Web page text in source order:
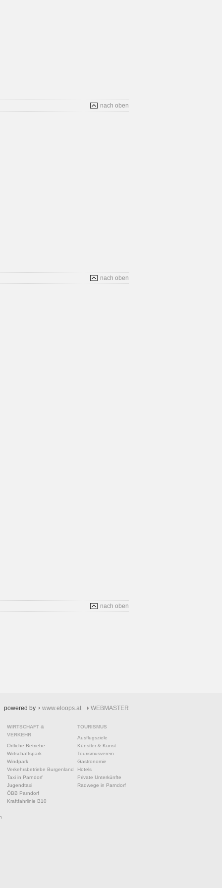
nach oben
nach oben
nach oben
powered by www.eloops.at WEBMASTER
WIRTSCHAFT &
VERKEHR
Örtliche Betriebe
Wirtschaftspark
Windpark
Verkehrsbetriebe Burgenland
Taxi in Parndorf
Jugendtaxi
ÖBB Parndorf
Kraftfahrlinie B10
TOURISMUS
Ausflugsziele
Künstler & Kunst
Tourismusverein
Gastronomie
Hotels
Private Unterkünfte
Radwege in Parndorf